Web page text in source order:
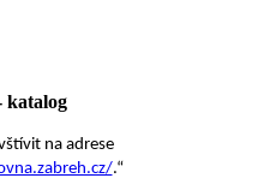
katalog
na adrese
.“